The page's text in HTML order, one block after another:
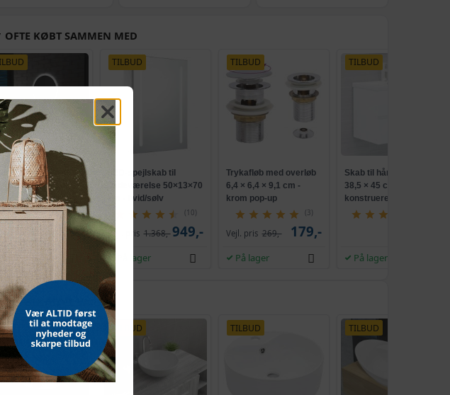
OFTE KØBT SAMMEN MED
LED-lys 60 cm
(207)
pris 908,- 809,-
Udsolgt
TILBUD
LED-spejlskab til
badeværelse 50×13×70
cm - hvid/sølv
(10)
Vejl. pris 1.368,-949,-
På lager
TILBUD
Trykafløb med overløb
6,4 × 6,4 × 9,1 cm -
krom pop-up
(3)
Vejl. pris 269,- 179,-
På lager
TILBUD
Skab til håndvask 60 ×
38,5 × 45 cm -
konstrueret træ, hvid
På lager
ALTERNATIVE VARER
TILBUD TILBUD TILBUD TILBUD